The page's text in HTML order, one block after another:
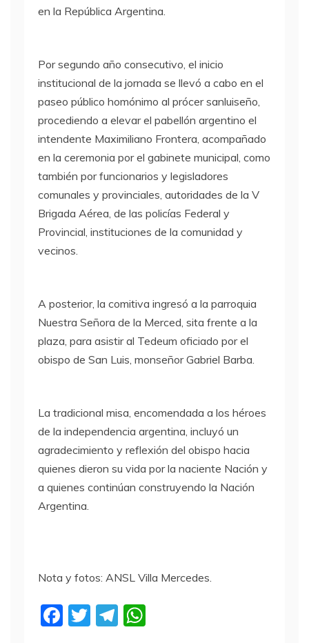
en la República Argentina.
Por segundo año consecutivo, el inicio
institucional de la jornada se llevó a cabo en el
paseo público homónimo al prócer sanluiseño,
procediendo a elevar el pabellón argentino el
intendente Maximiliano Frontera, acompañado
en la ceremonia por el gabinete municipal, como
también por funcionarios y legisladores
comunales y provinciales, autoridades de la V
Brigada Aérea, de las policías Federal y
Provincial, instituciones de la comunidad y
vecinos.
A posterior, la comitiva ingresó a la parroquia
Nuestra Señora de la Merced, sita frente a la
plaza, para asistir al Tedeum oficiado por el
obispo de San Luis, monseñor Gabriel Barba.
La tradicional misa, encomendada a los héroes
de la independencia argentina, incluyó un
agradecimiento y reflexión del obispo hacia
quienes dieron su vida por la naciente Nación y
a quienes continúan construyendo la Nación
Argentina.
Nota y fotos: ANSL Villa Mercedes.
F
T
T